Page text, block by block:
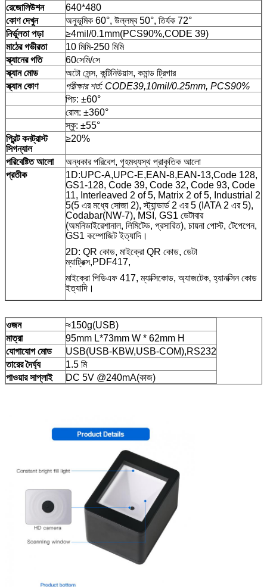
রেজোলিউশন
640*480
কোণ দেখুন
অনুভূমিক 60°, উল্লম্ব 50°, তির্যক 72°
নির্ভুলতা পড়া
≥4mil/0.1mm(PCS90%,CODE 39)
মাঠের গভীরতা
10 মিমি-250 মিমি
স্ক্যানের গতি
60সেমি/সে
স্ক্যান মোড
অটো সেন্স, কন্টিনিউয়াস, কমান্ড ট্রিগার
স্ক্যান কোণ
পরীক্ষার শর্ত: CODE39,10mil/0.25mm, PCS90%
পিচ: ±60°
রোল: ±360°
স্কু: ±55°
প্রিন্ট কনট্রাস্ট
সিগন্যাল
≥20%
পরিবেষ্টিত আলো
অন্ধকার পরিবেশ, গৃহমধ্যস্থ প্রাকৃতিক আলো
প্রতীক
1D:UPC-A,UPC-E,EAN-8,EAN-13,Code 128,
GS1-128, Code 39, Code 32, Code 93, Code
11, Interleaved 2 of 5, Matrix 2 of 5, Industrial 2
5(5 এর মধ্যে সোজা 2), স্ট্যান্ডার্ড 2 এর 5 (IATA 2 এর 5),
Codabar(NW-7), MSI, GS1 ডেটাবার
(অমনিডাইরেশানাল, লিমিটেড, প্রসারিত), চায়না পোস্ট, টেপেপেন,
GS1 কম্পোজিট ইত্যাদি।
2D: QR কোড, মাইক্রো QR কোড, ডেটা
ম্যাট্রিক্স,PDF417,
মাইক্রো পিডিএফ 417, ম্যাক্সিকোড, অ্যাজটেক, হ্যানক্সিন কোড
ইত্যাদি।
ওজন
≈150g(USB)
মাত্রা
95mm L*73mm W * 62mm H
যোগাযোগ মোড
USB(USB-KBW,USB-COM),RS232
তারের দৈর্ঘ্য
1.5 মি
পাওয়ার সাপ্লাই
DC 5V @240mA(কাজ)